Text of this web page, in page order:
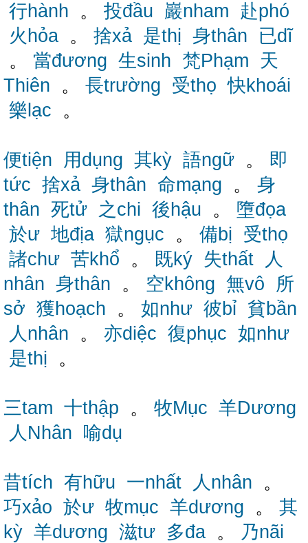
行hành 。 投đầu 巖nham 赴phó
火hỏa 。 捨xả 是thị 身thân
已dĩ
。 當đương 生sinh 梵Phạm
天
Thiên 。 長trường 受thọ 快khoái
樂lạc 。
便tiện 用dụng 其kỳ 語ngữ 。 即
tức 捨xả 身thân 命mạng 。 身
thân 死tử 之chi 後hậu 。 墮đọa
於ư 地địa 獄ngục 。 備bị 受thọ
諸chư 苦khổ 。 既ký 失thất
人
nhân 身thân 。 空không 無vô
所
sở 獲hoạch 。 如như 彼bỉ 貧bần
人nhân 。 亦diệc 復phục 如như
是thị 。
三tam 十thập 。 牧Mục 羊Dương
人Nhân 喻dụ
昔tích 有hữu 一nhất 人nhân 。
巧xảo 於ư 牧mục 羊dương 。 其
kỳ 羊dương 滋tư 多đa 。 乃nãi